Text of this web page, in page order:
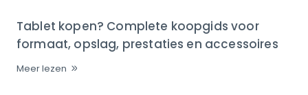
Tablet kopen? Complete koopgids voor
formaat, opslag, prestaties en accessoires
Meer lezen